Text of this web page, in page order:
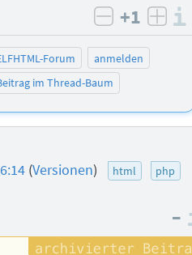
negativ
+1
Forum
anmelden
im Thread-Baum
(Versionen) html
php
–